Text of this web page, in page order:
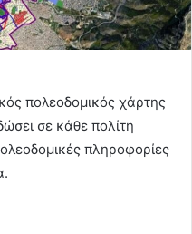
πολεοδομικός χάρτης
σε κάθε πολίτη
πληροφορίες